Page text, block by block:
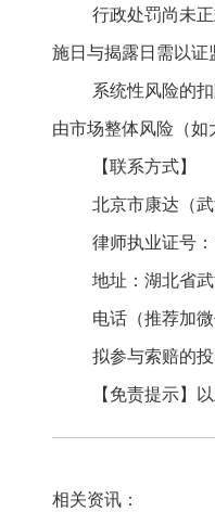
行政处罚尚未
施日与揭露日需以
系统性风险的
由市场整体风险（
【联系方式】
北京市康达（
律师执业证号：
地址：湖北省
电话（推荐加
拟参与索赔的
【免责提示】
相关资讯：